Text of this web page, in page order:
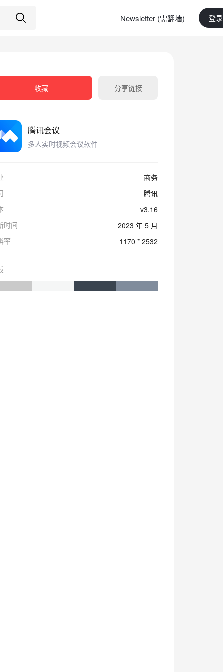
Newsletter (需翻墙) 登
收藏 分享链接
腾讯会议
多人实时视频会议软件
商务
腾讯
v3.16
时间
2023 年 5 月
率
1170 * 2532